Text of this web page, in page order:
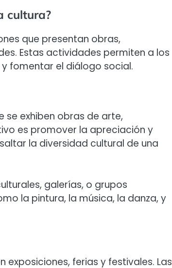
cultura?
que presentan obras,
Estas actividades permiten a los
fomentar el diálogo social.
exhiben obras de arte,
es promover la apreciación y
la diversidad cultural de una
galerías, o grupos
la pintura, la música, la danza, y
exposiciones, ferias y festivales. Las